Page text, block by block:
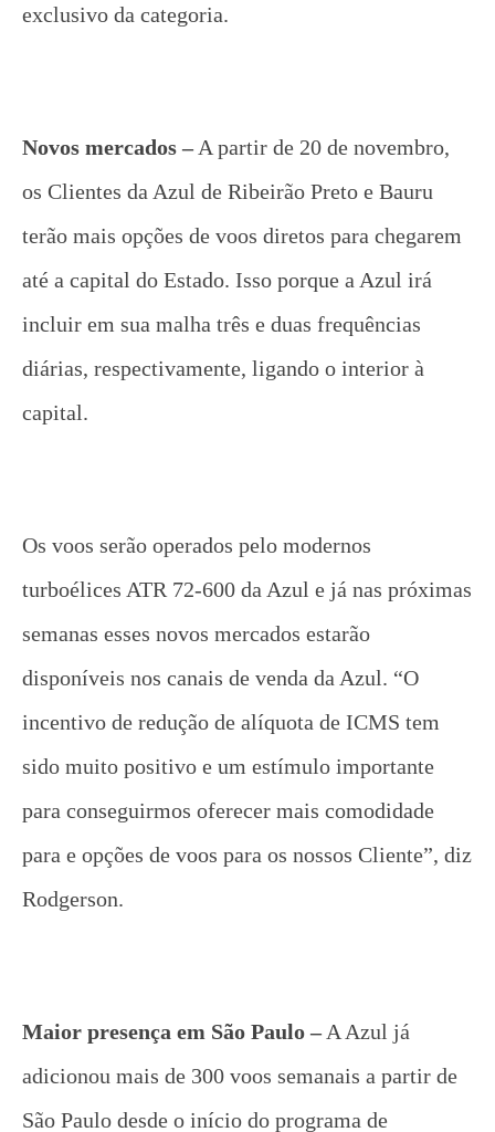
exclusivo da categoria.
Novos mercados –A partir de 20 de novembro,
os Clientes da Azul de Ribeirão Preto e Bauru
terão mais opções de voos diretos para chegarem
até a capital do Estado. Isso porque a Azul irá
incluir em sua malha três e duas frequências
diárias, respectivamente, ligando o interior à
capital.
Os voos serão operados pelo modernos
turboélices ATR 72-600 da Azul e já nas próximas
semanas esses novos mercados estarão
disponíveis nos canais de venda da Azul. “O
incentivo de redução de alíquota de ICMS tem
sido muito positivo e um estímulo importante
para conseguirmos oferecer mais comodidade
para e opções de voos para os nossos Cliente”, diz
Rodgerson.
Maior presença em São Paulo –A Azul já
adicionou mais de 300 voos semanais a partir de
São Paulo desde o início do programa de